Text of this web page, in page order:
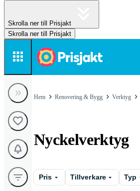
Skrolla ner till Prisjakt
Skrolla ner till Prisjakt
Hem Renovering & Bygg Verktyg
Nyckelverktyg
Pris Tillverkare Typ